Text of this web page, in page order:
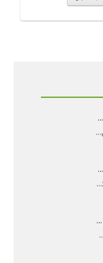
پیچ خوردگی تخمدان چیست؟ علائم اورژانسی، تشخیص و درمان تورشن تخمدان
پیچ خوردگی تخمدان یا تورشن تخمدان زمانی رخ می‌ده
تاکرولیموس در انتقال جنین؛ آیا شانس لانه‌گزینی را افزایش می‌دهد؟
نویسنده: گروه سلامت اوما تاکرولیموس در انتقال جنین
چرا شیاف پروژسترون از واژن بیرون می‌ریزد؟ میزان جذب و زمان صحیح مصرف
از گذاشتن شیاف پر